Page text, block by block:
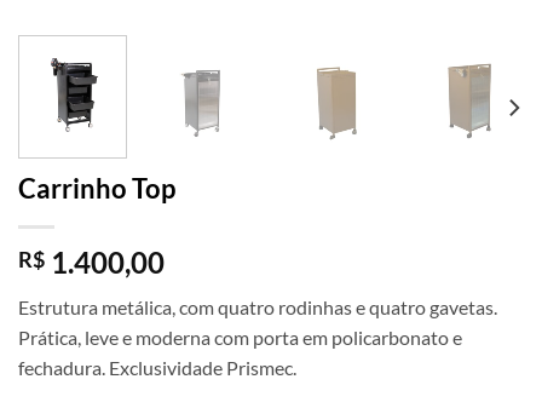
Carrinho Top
R$ 1.400,00
Estrutura metálica, com quatro rodinhas e quatro gavetas.
Prática, leve e moderna com porta em policarbonato e
fechadura. Exclusividade Prismec.